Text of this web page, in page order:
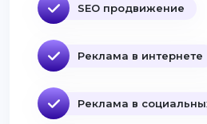
SEO продвижение
Реклама в интернете
Реклама в